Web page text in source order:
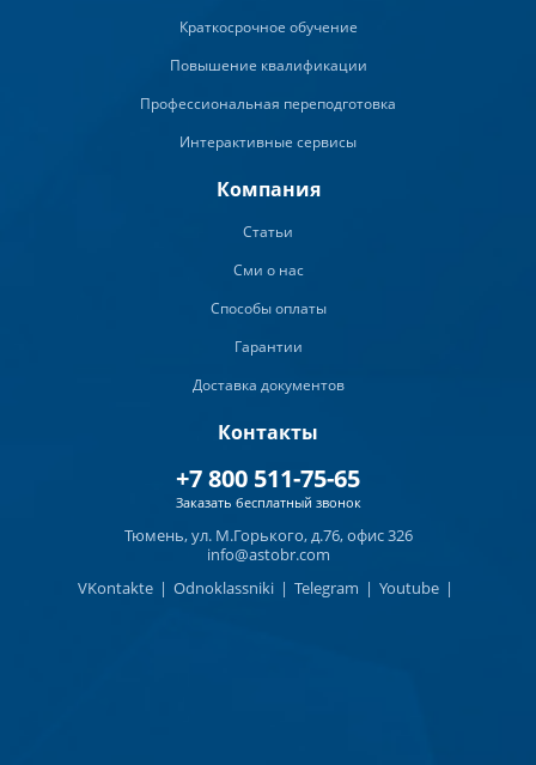
Краткосрочное обучение
Повышение квалификации
Профессиональная переподготовка
Интерактивные сервисы
Компания
Статьи
Сми о нас
Способы оплаты
Гарантии
Доставка документов
Контакты
+7 800 511-75-65
Заказать бесплатный звонок
Тюмень, ул. М.Горького, д.76, офис 326
info@astobr.com
VKontakte | Odnoklassniki | Telegram | Youtube |